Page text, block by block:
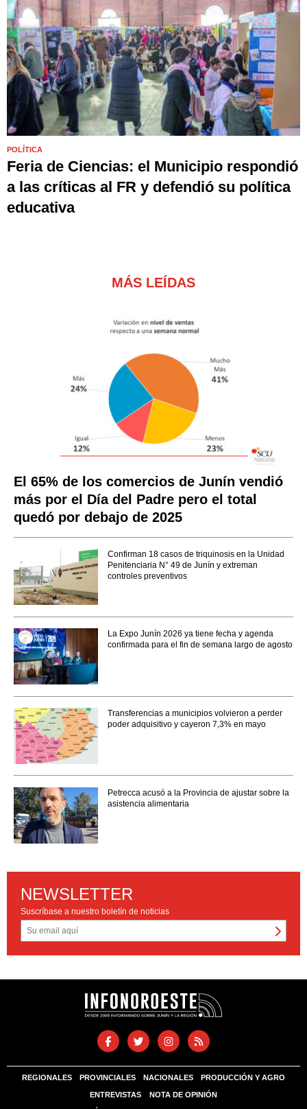
POLÍTICA
Feria de Ciencias: el Municipio respondió
a las críticas al FR y defendió su política
educativa
MÁS LEÍDAS
El 65% de los comercios de Junín vendió
más por el Día del Padre pero el total
quedó por debajo de 2025
Confirman 18 casos de triquinosis en la Unidad
Penitenciaria N° 49 de Junín y extreman
controles preventivos
La Expo Junín 2026 ya tiene fecha y agenda
confirmada para el fin de semana largo de agosto
Transferencias a municipios volvieron a perder
poder adquisitivo y cayeron 7,3% en mayo
Petrecca acusó a la Provincia de ajustar sobre la
asistencia alimentaria
NEWSLETTER
Suscríbase a nuestro boletín de noticias
REGIONALES PROVINCIALES NACIONALES PRODUCCIÓN Y AGRO
ENTREVISTAS NOTA DE OPINIÓN